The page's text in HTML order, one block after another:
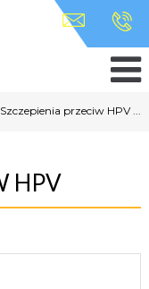
Szczepienia przeciw HPV ...
HPV